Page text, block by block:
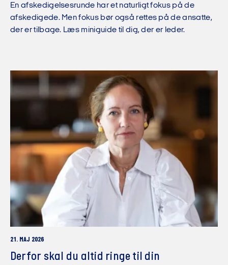
En afskedigelsesrunde har et naturligt fokus på de
afskedigede. Men fokus bør også rettes på de ansatte,
der er tilbage. Læs miniguide til dig, der er leder.
21. MAJ 2026
Derfor skal du altid ringe til din